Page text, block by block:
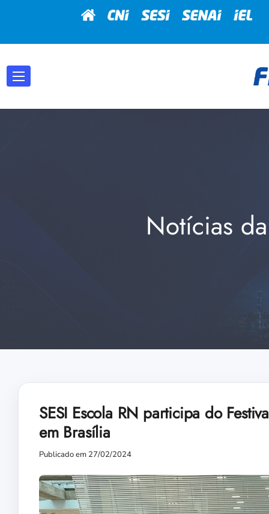
Notícias
SESI Escola RN participa do
em Brasília
Publicado em 27/02/2024